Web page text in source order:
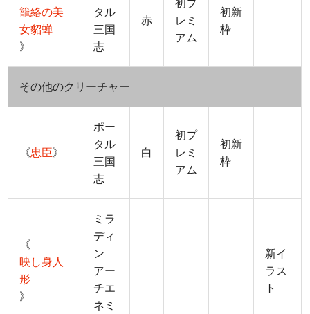
籠絡の美
女貂蝉
》
タル
三国
志
赤
レミ
アム
初新
枠
その他のクリーチャー
《忠臣》
ポー
タル
三国
志
白
初プ
レミ
アム
初新
枠
《
映し身人
形
》
ミラ
ディ
ン
アー
チエ
ネミ
新イ
ラス
ト